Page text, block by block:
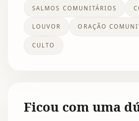
SALMOS COMUNITÁRIOS
LOUVOR ORAÇÃO
CULTO
Ficou com uma